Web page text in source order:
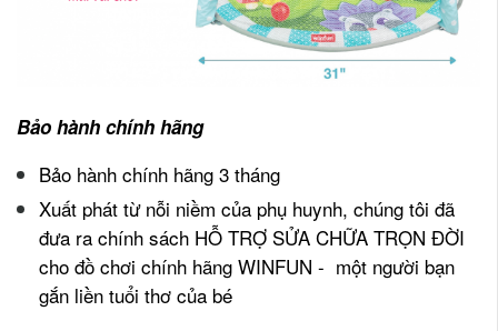
Bảo hành chính hãng
Bảo hành chính hãng 3 tháng
Xuất phát từ nỗi niềm của phụ huynh, chúng tôi đã
đưa ra chính sách HỖ TRỢ SỬA CHỮA TRỌN ĐỜI
cho đồ chơi chính hãng WINFUN - một người bạn
gắn liền tuổi thơ của bé